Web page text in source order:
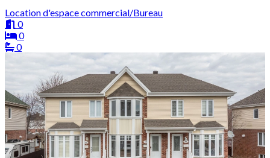
Location d'espace commercial/Bureau
0
0
0